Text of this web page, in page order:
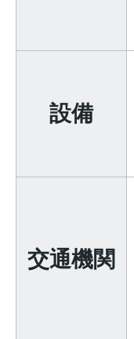
設備
交通機関